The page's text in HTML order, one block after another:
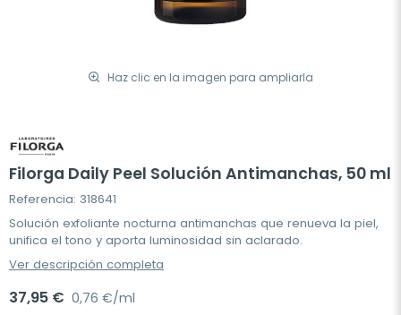
Haz clic en la imagen para ampliarla
Filorga Daily Peel Solución Antimanchas, 50 ml
Referencia: 318641
Solución exfoliante nocturna antimanchas que renueva la piel,
unifica el tono y aporta luminosidad sin aclarado.
Ver descripción completa
37,95 € 0,76 €/ml